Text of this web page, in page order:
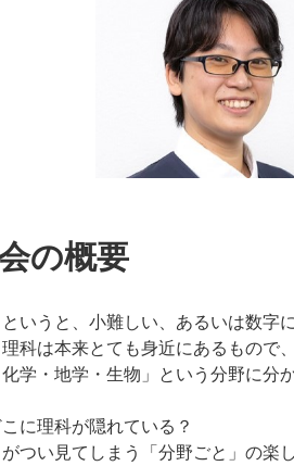
の概要
というと、小難しい、あるいは数
科は本来とても身近にあるもので
化学・地学・生物」という分野に
に理科が隠れている？
つい見てしまう「分野ごと」の楽